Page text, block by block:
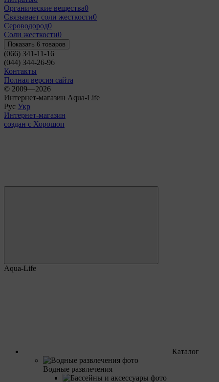
Органические вещества0
Связывает соли жесткости0
Сероводород0
Соли жесткости0
Показать 6 товаров
(066) 341-11-16
(044) 344-26-96
Контакты
Полная версия сайта
© 2009—2026
Интернет-магазин Aqua-Life
Рус Укр
Интернет-магазин
создан с Хорошоп
Aqua-Life
Каталог
Водные развлечения